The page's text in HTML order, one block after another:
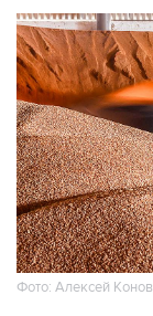
Фото: Алексей